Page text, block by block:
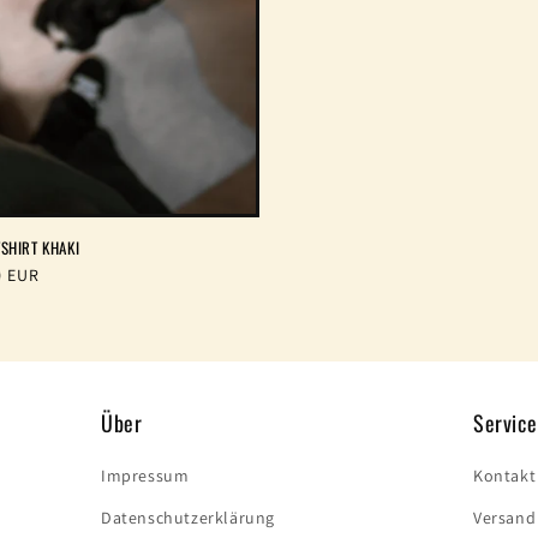
KHAKI
EUR
Über
Impressum
Datenschutzerklärung
Service
Kontakt
Versand